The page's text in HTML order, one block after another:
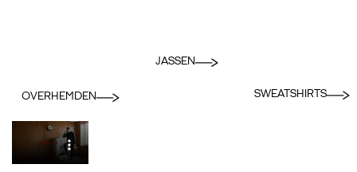
OVERHEMDEN
JASSEN
SWEATSHIRTS